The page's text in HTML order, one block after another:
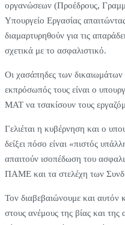
οργανώσεων (Προέδρους,
Υπουργείο Εργασίας
διαμαρτυρηθούν για τις
σχετικά με το ασφαλιστικό.
Οι χασάπηδες των
εκπρόσωπός τους είναι ο
ΜΑΤ να τσακίσουν τους
Γελιέται η κυβέρνηση και ο
δείξει πόσο είναι «πιστός
απαιτούν ισοπέδωση του
ΠΑΜΕ και τα στελέχη των
Τον διαβεβαιώνουμε και αυτόν
στους ανέμους της βίας και